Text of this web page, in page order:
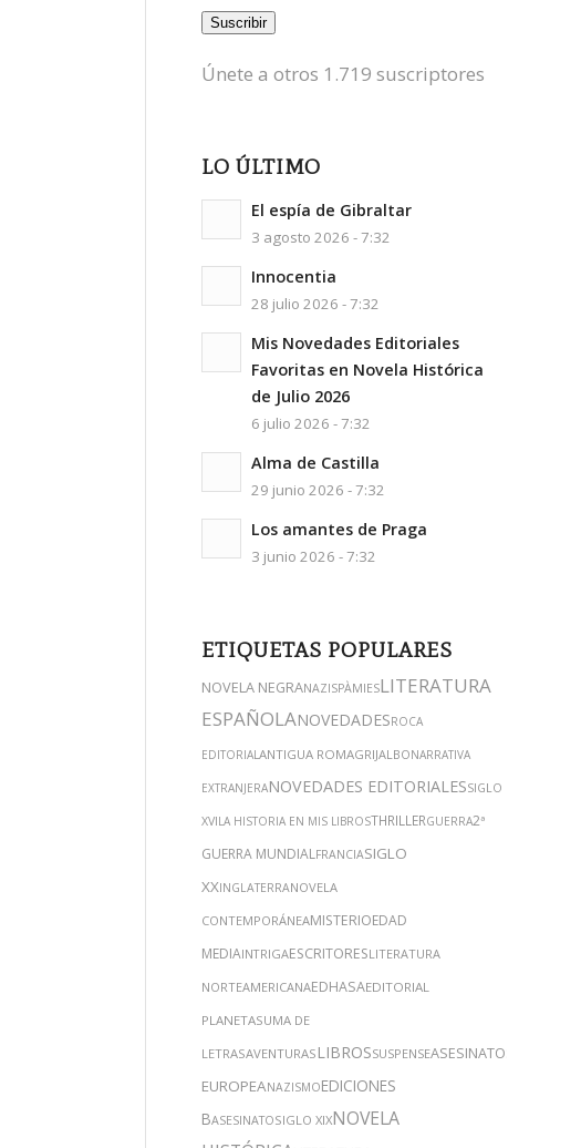
email
Suscribir
Únete a otros 1.719 suscriptores
LO ÚLTIMO
El espía de Gibraltar
3 agosto 2026 - 7:32
Innocentia
28 julio 2026 - 7:32
Mis Novedades Editoriales
Favoritas en Novela Histórica
de Julio 2026
6 julio 2026 - 7:32
Alma de Castilla
29 junio 2026 - 7:32
Los amantes de Praga
3 junio 2026 - 7:32
ETIQUETAS POPULARES
NOVELA NEGRANAZISPÀMIESLITERATURA
ESPAÑOLANOVEDADESROCA
EDITORIALANTIGUA ROMAGRIJALBONARRATIVA
EXTRANJERANOVEDADES EDITORIALESSIGLO
XVILA HISTORIA EN MIS LIBROSTHRILLERGUERRA2ª
GUERRA MUNDIALFRANCIASIGLO
XXINGLATERRANOVELA
CONTEMPORÁNEAMISTERIOEDAD
MEDIAINTRIGAESCRITORESLITERATURA
NORTEAMERICANAEDHASAEDITORIAL
PLANETASUMA DE
LETRASAVENTURAS LIBROSSUSPENSEASESINATOS
EUROPEANAZISMOEDICIONES
BASESINATOSIGLO XIXNOVELA